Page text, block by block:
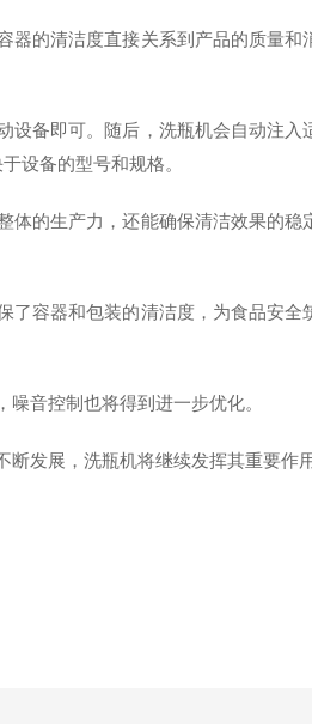
的清洁度直接关系到产品的质量
备即可。随后，洗瓶机会自动注
设备的型号和规格。
的生产力，还能确保清洁效果的
容器和包装的清洁度，为食品安
音控制也将得到进一步优化。
发展，洗瓶机将继续发挥其重要作